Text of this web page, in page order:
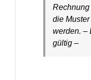
die
werden. –
gültig –